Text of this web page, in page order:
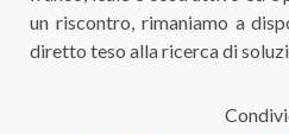
un riscontro, rimaniamo a
diretto teso alla ricerca di